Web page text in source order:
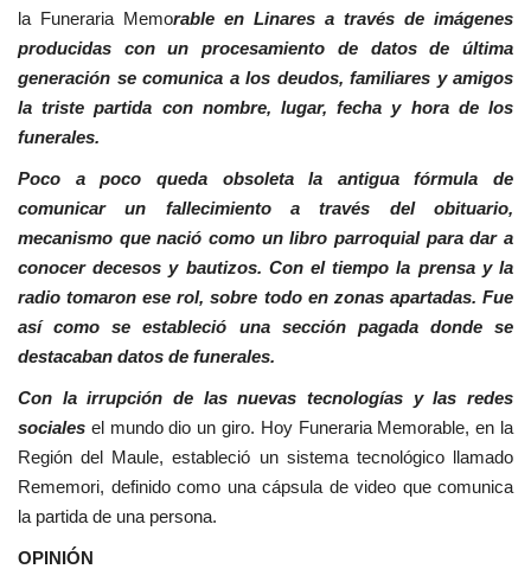
la Funeraria Memorable en Linares a través de imágenes
producidas con un procesamiento de datos de última
generación se comunica a los deudos, familiares y amigos
la triste partida con nombre, lugar, fecha y hora de los
funerales.
Poco a poco queda obsoleta la antigua fórmula de
comunicar un fallecimiento a través del obituario,
mecanismo que nació como un libro parroquial para dar a
conocer decesos y bautizos. Con el tiempo la prensa y la
radio tomaron ese rol, sobre todo en zonas apartadas. Fue
así como se estableció una sección pagada donde se
destacaban datos de funerales.
Con la irrupción de las nuevas tecnologías y las redes
sociales el mundo dio un giro. Hoy Funeraria Memorable, en la
Región del Maule, estableció un sistema tecnológico llamado
Rememori, definido como una cápsula de video que comunica
la partida de una persona.
OPINIÓN